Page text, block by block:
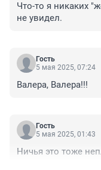
Что-то я никаких
не увидел.
Гость
5 мая 2025, 07:24
Валера, Валера!!!
Гость
5 мая 2025, 01:43
Ничья это тоже